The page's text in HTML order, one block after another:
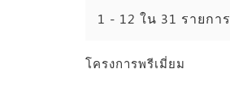
1 - 12 ใน 31 รายการ
โครงการพรีเมี่ยม